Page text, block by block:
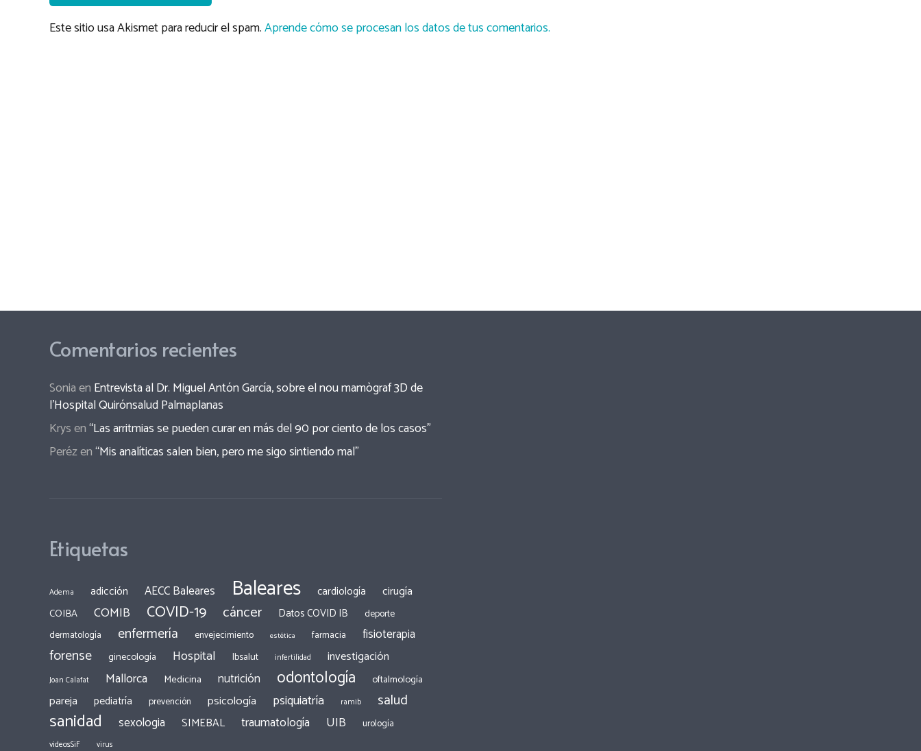
Este sitio usa Akismet para reducir el spam.Aprende cómo se procesan los datos de tus comentarios.
Comentarios recientes
Soniaen Entrevista al Dr. Miguel Antón García, sobre el nou mamògraf 3D de
l’Hospital Quirónsalud Palmaplanas
Krysen“Las arritmias se pueden curar en más del 90 por ciento de los casos”
Perézen“Mis analíticas salen bien, pero me sigo sintiendo mal”
Etiquetas
Adema adicción AECC Baleares Baleares cardiología cirugía
COIBA COMIB COVID-19 cáncer Datos COVID IB
deporte
dermatología
enfermería envejecimiento estética farmacia fisioterapia
forense ginecología Hospital Ibsalut infertilidad investigación
Joan Calafat Mallorca Medicina nutrición odontología oftalmología
pareja pediatría prevención psicología psiquiatría ramib salud
sanidad sexologia SIMEBAL traumatología UIB urología
videosSiF virus